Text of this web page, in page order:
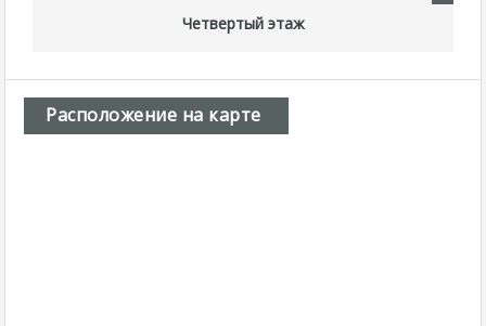
Четвертый этаж
Расположение на карте